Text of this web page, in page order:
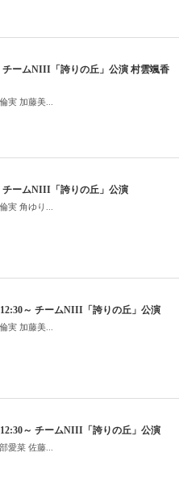
チームNIII「誇りの丘」公演 村雲颯香
実 加藤美...
チームNIII「誇りの丘」公演
実 角ゆり...
～ チームNIII「誇りの丘」公演
実 加藤美...
～ チームNIII「誇りの丘」公演
愛菜 佐藤...